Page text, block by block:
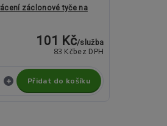
záclonové tyče na
101 Kč/služba
83 Kč bez DPH
Přidat do košíku